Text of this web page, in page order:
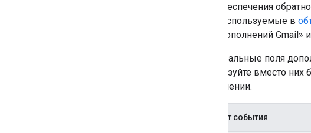
Для обеспечения
поля, используемые в
поля дополнений Gmail»
Оригинальные поля
используйте вместо
обновлении.
Объект события